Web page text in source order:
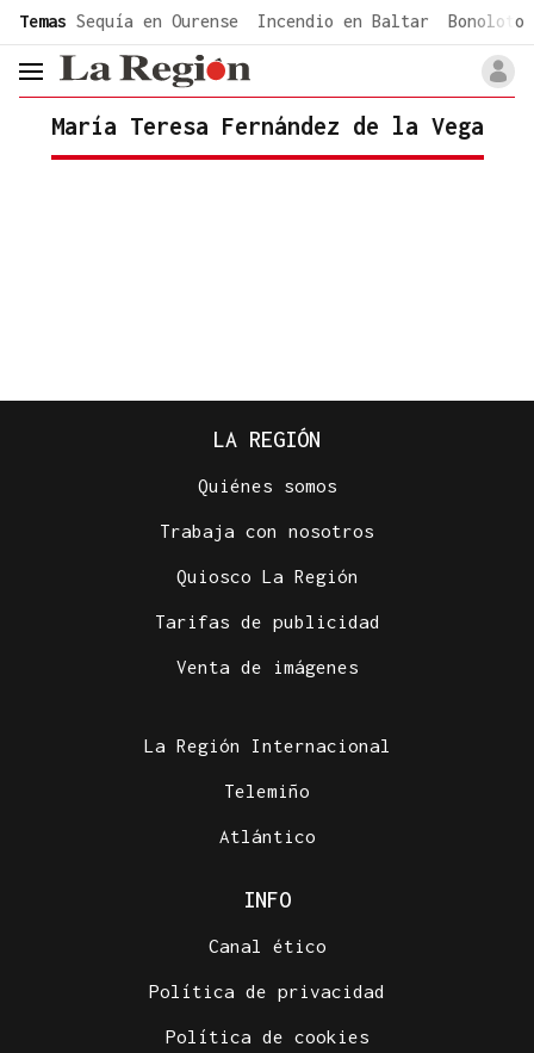
common.go-to-content
Temas Sequía en Ourense Incendio en Baltar Bonoloto
header.menu.open
María Teresa Fernández de la Vega
LA REGIÓN
Quiénes somos
Trabaja con nosotros
Quiosco La Región
Tarifas de publicidad
Venta de imágenes
La Región Internacional
Telemiño
Atlántico
INFO
Canal ético
Política de privacidad
Política de cookies